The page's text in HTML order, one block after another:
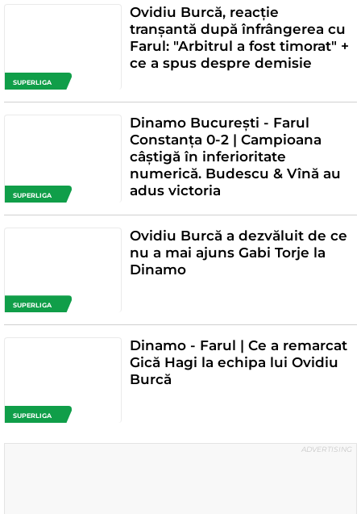
SUPERLIGA
Ovidiu Burcă, reacție
tranșantă după înfrângerea cu
Farul: "Arbitrul a fost timorat" +
ce a spus despre demisie
SUPERLIGA
Dinamo București - Farul
Constanța 0-2 | Campioana
câștigă în inferioritate
numerică. Budescu & Vînă au
adus victoria
SUPERLIGA
Ovidiu Burcă a dezvăluit de ce
nu a mai ajuns Gabi Torje la
Dinamo
SUPERLIGA
Dinamo - Farul | Ce a remarcat
Gică Hagi la echipa lui Ovidiu
Burcă